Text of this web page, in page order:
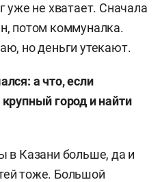
уже не хватает. Сначала
потом коммуналка.
но деньги утекают.
а что, если
город и найти
в Казани больше, да и
тоже. Большой